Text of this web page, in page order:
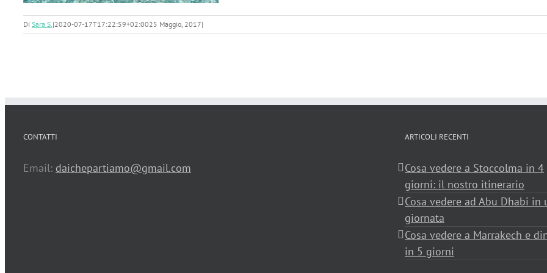
Di Sara S.|2020-07-17T17:22:59+02:0025 Maggio, 2017|
CONTATTI
Email: daichepartiamo@gmail.com
ARTICOLI RECENTI
Cosa vedere a Stoccolma in 4
giorni: il nostro itinerario
Cosa vedere ad Abu Dhabi in
giornata
Cosa vedere a Marrakech e
in 5 giorni